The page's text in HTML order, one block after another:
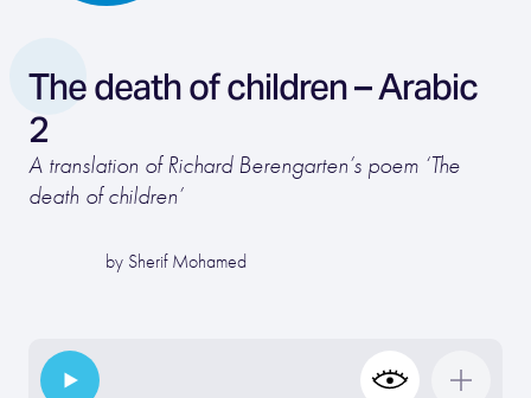
The death of children – Arabic
2
A translation of Richard Berengarten’s poem ‘The
death of children’
by Sherif Mohamed